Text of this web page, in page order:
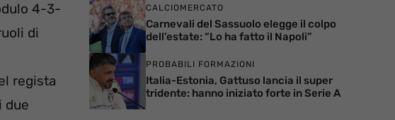
4-3-
di
regista
due
CALCIOMERCATO
Carnevali del Sassuolo elegge il colpo
dell’estate: “Lo ha fatto il Napoli”
PROBABILI FORMAZIONI
Italia-Estonia, Gattuso lancia il super
tridente: hanno iniziato forte in Serie A